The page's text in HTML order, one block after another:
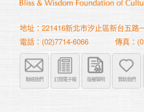
地址：221416新北市汐止區新台五路
電話：(02)7714-6066
傳真：
聯絡我們 訂閱電子報 版權聲明 贊助我們